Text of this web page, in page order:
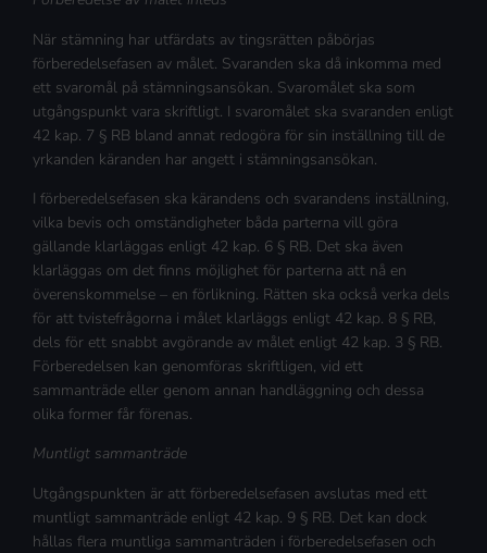
När stämning har utfärdats av tingsrätten påbörjas
förberedelsefasen av målet. Svaranden ska då inkomma med
ett svaromål på stämningsansökan. Svaromålet ska som
utgångspunkt vara skriftligt. I svaromålet ska svaranden enligt
42 kap. 7 § RB bland annat redogöra för sin inställning till de
yrkanden käranden har angett i stämningsansökan.
I förberedelsefasen ska kärandens och svarandens inställning,
vilka bevis och omständigheter båda parterna vill göra
gällande klarläggas enligt 42 kap. 6 § RB. Det ska även
klarläggas om det finns möjlighet för parterna att nå en
överenskommelse – en förlikning. Rätten ska också verka dels
för att tvistefrågorna i målet klarläggs enligt 42 kap. 8 § RB,
dels för ett snabbt avgörande av målet enligt 42 kap. 3 § RB.
Förberedelsen kan genomföras skriftligen, vid ett
sammanträde eller genom annan handläggning och dessa
olika former får förenas.
Muntligt sammanträde
Utgångspunkten är att förberedelsefasen avslutas med ett
muntligt sammanträde enligt 42 kap. 9 § RB. Det kan dock
hållas flera muntliga sammanträden i förberedelsefasen och